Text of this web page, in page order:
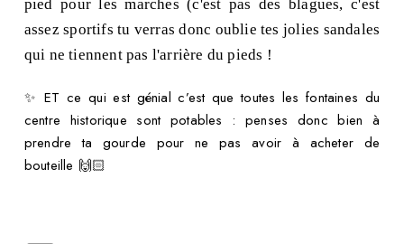
pied pour les marches (c'est pas des blagues, c'est
assez sportifs tu verras donc oublie tes jolies sandales
qui ne tiennent pas l'arrière du pieds !
✨ ET ce qui est génial c’est que toutes les fontaines du
centre historique sont potables : penses donc bien à
prendre ta gourde pour ne pas avoir à acheter de
bouteille 🙌🏻